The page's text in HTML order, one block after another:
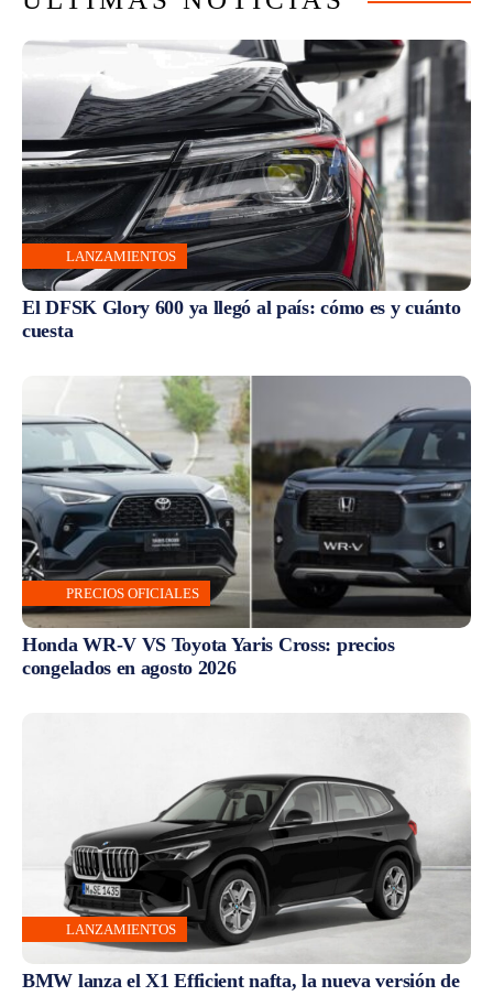
LANZAMIENTOS
El DFSK Glory 600 ya llegó al país: cómo es y cuánto
cuesta
PRECIOS OFICIALES
Honda WR-V VS Toyota Yaris Cross: precios
congelados en agosto 2026
LANZAMIENTOS
BMW lanza el X1 Efficient nafta, la nueva versión de